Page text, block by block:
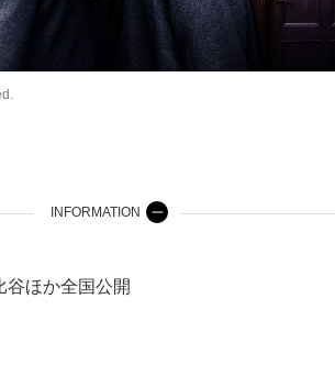
INFORMATION
谷ほか全国公開